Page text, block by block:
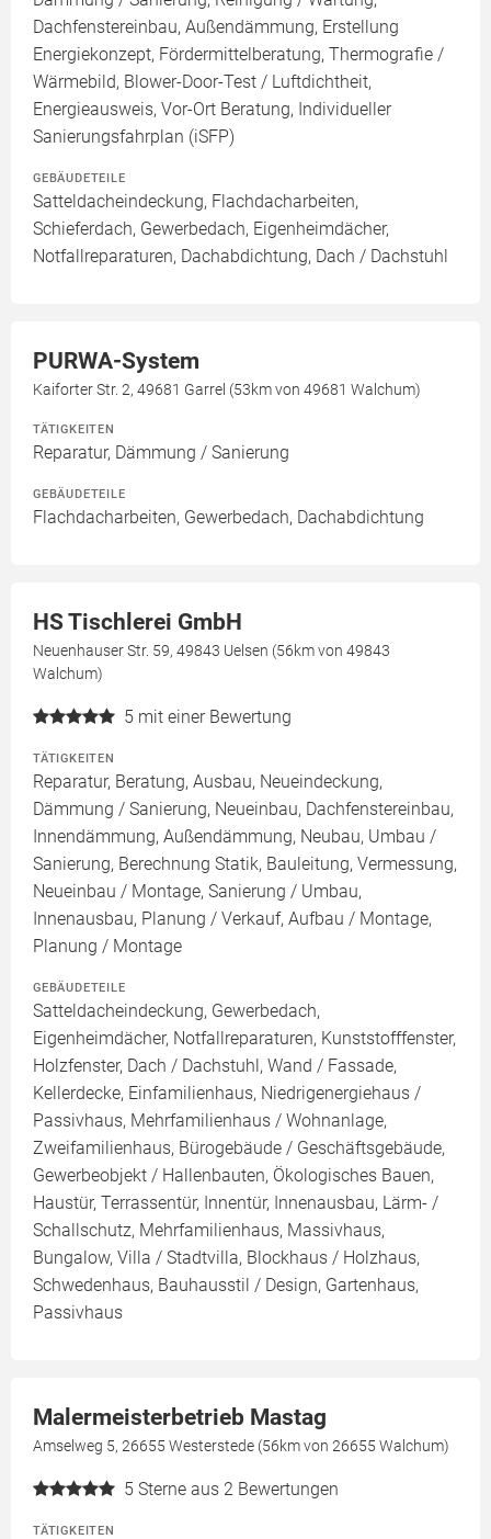
Dachfenstereinbau, Außendämmung, Erstellung
Energiekonzept, Fördermittelberatung, Thermografie /
Wärmebild, Blower-Door-Test / Luftdichtheit,
Energieausweis, Vor-Ort Beratung, Individueller
Sanierungsfahrplan (iSFP)
GEBÄUDETEILE
Satteldacheindeckung, Flachdacharbeiten,
Schieferdach, Gewerbedach, Eigenheimdächer,
Notfallreparaturen, Dachabdichtung, Dach / Dachstuhl
PURWA-System
Kaiforter Str. 2, 49681 Garrel (53km von 49681 Walchum)
TÄTIGKEITEN
Reparatur, Dämmung / Sanierung
GEBÄUDETEILE
Flachdacharbeiten, Gewerbedach, Dachabdichtung
HS Tischlerei GmbH
Neuenhauser Str. 59, 49843 Uelsen (56km von 49843
Walchum)
5 mit einer Bewertung
TÄTIGKEITEN
Reparatur, Beratung, Ausbau, Neueindeckung,
Dämmung / Sanierung, Neueinbau, Dachfenstereinbau,
Innendämmung, Außendämmung, Neubau, Umbau /
Sanierung, Berechnung Statik, Bauleitung, Vermessung,
Neueinbau / Montage, Sanierung / Umbau,
Innenausbau, Planung / Verkauf, Aufbau / Montage,
Planung / Montage
GEBÄUDETEILE
Satteldacheindeckung, Gewerbedach,
Eigenheimdächer, Notfallreparaturen, Kunststofffenster,
Holzfenster, Dach / Dachstuhl, Wand / Fassade,
Kellerdecke, Einfamilienhaus, Niedrigenergiehaus /
Passivhaus, Mehrfamilienhaus / Wohnanlage,
Zweifamilienhaus, Bürogebäude / Geschäftsgebäude,
Gewerbeobjekt / Hallenbauten, Ökologisches Bauen,
Haustür, Terrassentür, Innentür, Innenausbau, Lärm- /
Schallschutz, Mehrfamilienhaus, Massivhaus,
Bungalow, Villa / Stadtvilla, Blockhaus / Holzhaus,
Schwedenhaus, Bauhausstil / Design, Gartenhaus,
Passivhaus
Malermeisterbetrieb Mastag
Amselweg 5, 26655 Westerstede (56km von 26655 Walchum)
5 Sterne aus 2 Bewertungen
TÄTIGKEITEN